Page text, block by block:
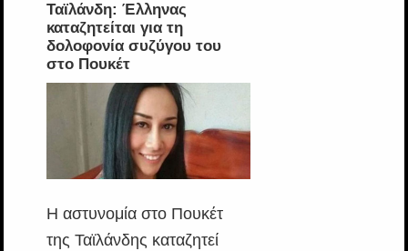
Ταϊλάνδη: Έλληνας
καταζητείται για τη
δολοφονία συζύγου του
στο Πουκέτ
Η αστυνομία στο Πουκέτ
της Ταϊλάνδης καταζητεί